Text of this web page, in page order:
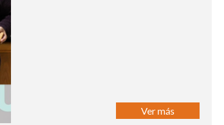
Ver más